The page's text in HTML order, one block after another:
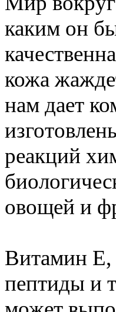
каким он
кожа
нам дает
реакций
овощей и
Витамин
пептиды и